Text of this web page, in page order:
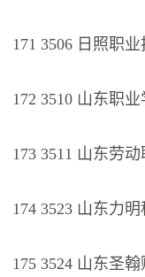
171 3506 日照职
172 3510 山东职业
173 3511 山东劳
174 3523 山东力
175 3524 山东圣